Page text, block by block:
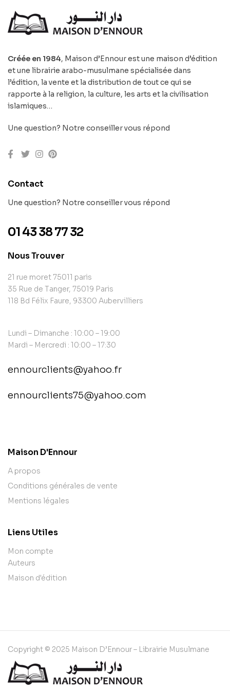
Créée en 1984, Maison d’Ennour est une maison d’édition
et une librairie arabo-musulmane spécialisée dans
l’édition, la vente et la distribution de tout ce qui se
rapporte à la religion, la culture, les arts et la civilisation
islamiques…
Une question? Notre conseiller vous répond
Contact
Une question? Notre conseiller vous répond
01 43 38 77 32
Nous Trouver
21 rue moret 75011 paris
35 Rue de Tanger, 75019 Paris
118 Bd Félix Faure, 93300 Aubervilliers
Lundi – Dimanche : 10:00 – 19:00
Mardi – Mercredi : 10:00 – 17:30
ennourclients@yahoo.fr
ennourclients75@yahoo.com
Maison D'Ennour
A propos
Conditions générales de vente
Mentions légales
Liens Utiles
Mon compte
Auteurs
Maison d'édition
Copyright © 2025 Maison D’Ennour – Librairie Musulmane